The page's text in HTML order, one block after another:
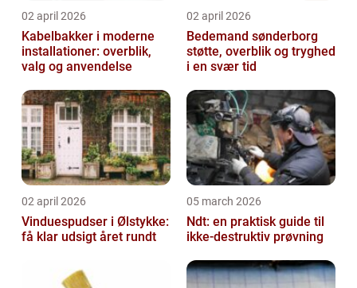
02 april 2026
Kabelbakker i moderne
installationer: overblik,
valg og anvendelse
02 april 2026
Bedemand sønderborg
støtte, overblik og tryghed
i en svær tid
02 april 2026
Vinduespudser i Ølstykke:
få klar udsigt året rundt
05 march 2026
Ndt: en praktisk guide til
ikke-destruktiv prøvning